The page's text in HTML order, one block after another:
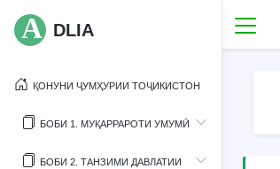
DLIA
ҚОНУНИ ҶУМҲУРИИ ТОҶИКИСТОН
БОБИ 1. МУҚАРРАРОТИ УМУМӢ
БОБИ 2. ТАНЗИМИ ДАВЛАТИИ